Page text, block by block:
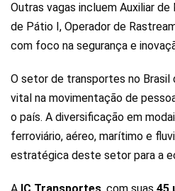
Outras vagas incluem Auxiliar
de Pátio I, Operador de
com foco na segurança e
O setor de transportes no Brasil
vital na movimentação de
o país. A diversificação em
ferroviário, aéreo, marítimo e
estratégica deste setor para a